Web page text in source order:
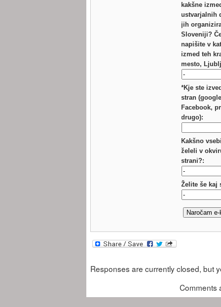
kakšne
ustvarjalnih
jih
Sloveniji?
napišite v
izmed teh
mesto,
*Kje ste
stran
Facebook,
drugo):
Kakšno
želeli v
strani?:
Želite še kaj
Responses are currently closed, but
Comments